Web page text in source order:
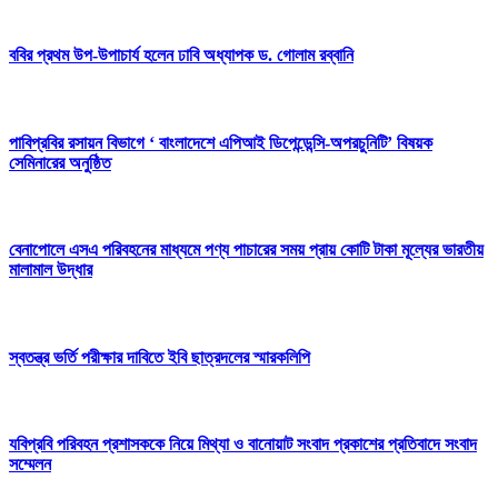
ববির প্রথম উপ-উপাচার্য হলেন ঢাবি অধ্যাপক ড. গোলাম রব্বানি
পাবিপ্রবির রসায়ন বিভাগে ‘ বাংলাদেশে এপিআই ডিপেন্ডেন্সি-অপরচুনিটি’ বিষয়ক
সেমিনারের অনুষ্ঠিত
বেনাপোলে এসএ পরিবহনের মাধ্যমে পণ্য পাচারের সময় প্রায় কোটি টাকা মূল্যের ভারতীয়
মালামাল উদ্ধার
স্বতন্ত্র ভর্তি পরীক্ষার দাবিতে ইবি ছাত্রদলের স্মারকলিপি
যবিপ্রবি পরিবহন প্রশাসককে নিয়ে মিথ্যা ও বানোয়াট সংবাদ প্রকাশের প্রতিবাদে সংবাদ
সম্মেলন